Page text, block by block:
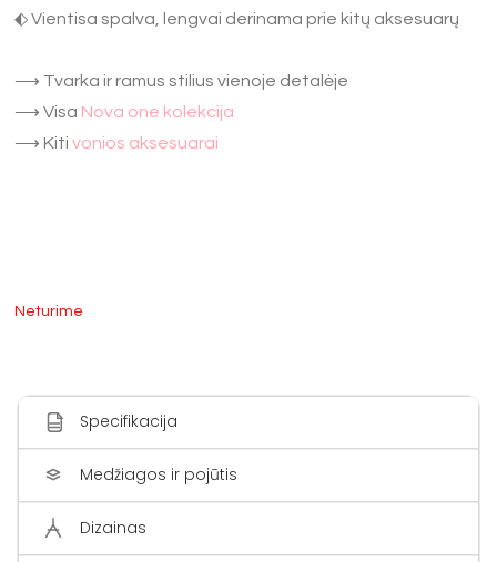
⬖ Vientisa spalva, lengvai derinama prie kitų aksesuarų
⟶ Tvarka ir ramus stilius vienoje detalėje
⟶ Visa Nova one kolekcija
⟶ Kiti vonios aksesuarai
Neturime
Specifikacija
Medžiagos ir pojūtis
Dizainas